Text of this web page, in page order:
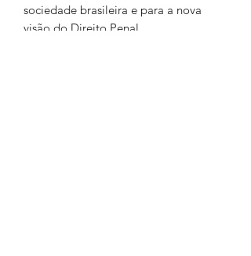
sociedade brasileira e para a nova
visão do Direito Penal